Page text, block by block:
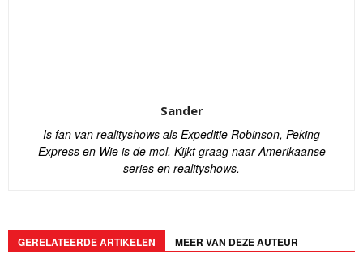
Sander
Is fan van realityshows als Expeditie Robinson, Peking
Express en Wie is de mol. Kijkt graag naar Amerikaanse
series en realityshows.
GERELATEERDE ARTIKELEN MEER VAN DEZE AUTEUR